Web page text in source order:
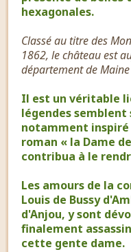
hexagonales.
Classé au titre des
1862, le château est
département de
Il est un véritable
légendes semblent
notamment inspiré
roman « la Dame
contribua à le
Les amours de la
Louis de Bussy
d'Anjou, y sont
finalement
cette gente dame.